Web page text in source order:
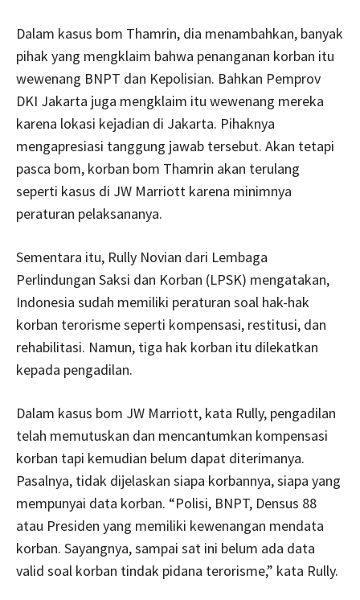
Dalam kasus bom Thamrin, dia menambahkan, banyak
pihak yang mengklaim bahwa penanganan korban itu
wewenang BNPT dan Kepolisian. Bahkan Pemprov
DKI Jakarta juga mengklaim itu wewenang mereka
karena lokasi kejadian di Jakarta. Pihaknya
mengapresiasi tanggung jawab tersebut. Akan tetapi
pasca bom, korban bom Thamrin akan terulang
seperti kasus di JW Marriott karena minimnya
peraturan pelaksananya.
Sementara itu, Rully Novian dari Lembaga
Perlindungan Saksi dan Korban (LPSK) mengatakan,
Indonesia sudah memiliki peraturan soal hak-hak
korban terorisme seperti kompensasi, restitusi, dan
rehabilitasi. Namun, tiga hak korban itu dilekatkan
kepada pengadilan.
Dalam kasus bom JW Marriott, kata Rully, pengadilan
telah memutuskan dan mencantumkan kompensasi
korban tapi kemudian belum dapat diterimanya.
Pasalnya, tidak dijelaskan siapa korbannya, siapa yang
mempunyai data korban. “Polisi, BNPT, Densus 88
atau Presiden yang memiliki kewenangan mendata
korban. Sayangnya, sampai sat ini belum ada data
valid soal korban tindak pidana terorisme,” kata Rully.